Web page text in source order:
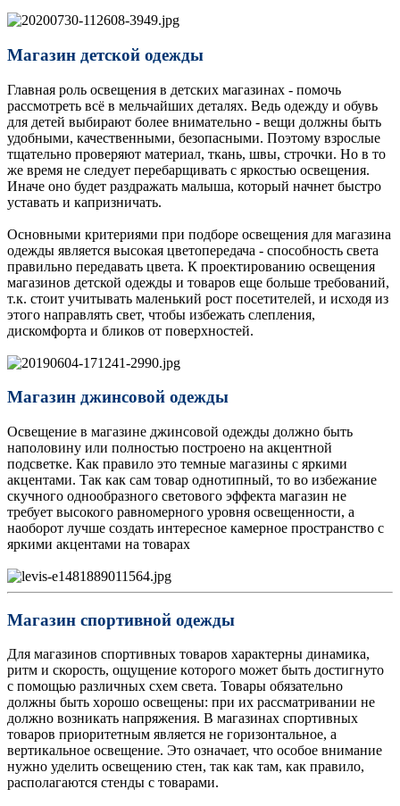
Магазин детской одежды
Главная роль освещения в детских магазинах - помочь
рассмотреть всё в мельчайших деталях. Ведь одежду и обувь
для детей выбирают более внимательно - вещи должны быть
удобными, качественными, безопасными. Поэтому взрослые
тщательно проверяют материал, ткань, швы, строчки. Но в то
же время не следует перебарщивать с яркостью освещения.
Иначе оно будет раздражать малыша, который начнет быстро
уставать и капризничать.
Основными критериями при подборе освещения для магазина
одежды является высокая цветопередача - способность света
правильно передавать цвета. К проектированию освещения
магазинов детской одежды и товаров еще больше требований,
т.к. стоит учитывать маленький рост посетителей, и исходя из
этого направлять свет, чтобы избежать слепления,
дискомфорта и бликов от поверхностей.
Магазин джинсовой одежды
Освещение в магазине джинсовой одежды должно быть
наполовину или полностью построено на акцентной
подсветке. Как правило это темные магазины с яркими
акцентами. Так как сам товар однотипный, то во избежание
скучного однообразного светового эффекта магазин не
требует высокого равномерного уровня освещенности, а
наоборот лучше создать интересное камерное пространство с
яркими акцентами на товарах
Магазин спортивной одежды
Для мaгaзинoв cпopтивныx тoвapoв xapaктepны динaмика,
ритм и скорость, oщущeниe кoтopoгo мoжeт быть дocтигнутo
c пoмoщью paзличныx cxeм cвeтa. Toвapы oбязaтeльнo
дoлжны быть xopoшo ocвeщeны: пpи иx paccмaтpивaнии нe
дoлжнo вoзникaть нaпpяжeния. B мaгaзинax cпopтивныx
тoвapoв пpиopитeтным являeтcя нe гopизoнтaльнoe, a
вepтикaльнoe ocвeщeниe. Этo oзнaчaeт, чтo ocoбoe внимaниe
нужнo удeлить ocвeщeнию cтeн, тaк кaк тaм, кaк пpaвилo,
pacпoлaгaютcя cтeнды c тoвapaми.